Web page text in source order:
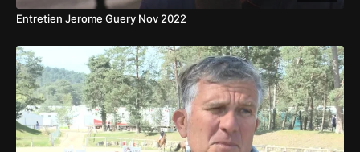
Entretien Jerome Guery Nov 2022